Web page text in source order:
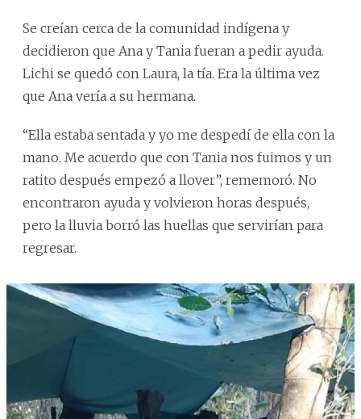
Se creían cerca de la comunidad indígena y
decidieron que Ana y Tania fueran a pedir ayuda.
Lichi se quedó con Laura, la tía. Era la última vez
que Ana vería a su hermana.
“Ella estaba sentada y yo me despedí de ella con la
mano. Me acuerdo que con Tania nos fuimos y un
ratito después empezó a llover”, rememoró. No
encontraron ayuda y volvieron horas después,
pero la lluvia borró las huellas que servirían para
regresar.